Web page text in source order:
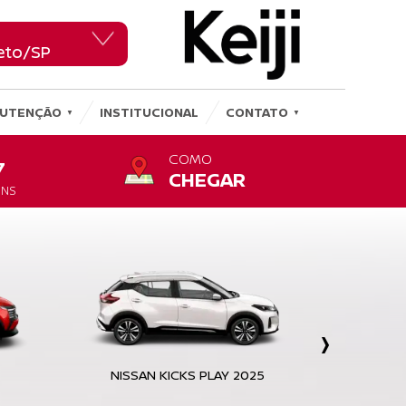
SP
SP
INSTITUCIONAL CONTATO
COMO
CHEGAR
NISSAN KICKS PLAY 2025
›